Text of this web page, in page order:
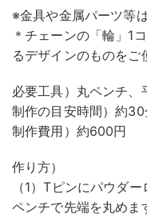
※金具や金属パーツ等
＊チェーンの「輪」1
るデザインのものをご
必要工具）丸ペンチ、
制作の目安時間）約30
制作費用）約600円
作り方）
（1）Tピンにパウダ
ペンチで先端を丸めま